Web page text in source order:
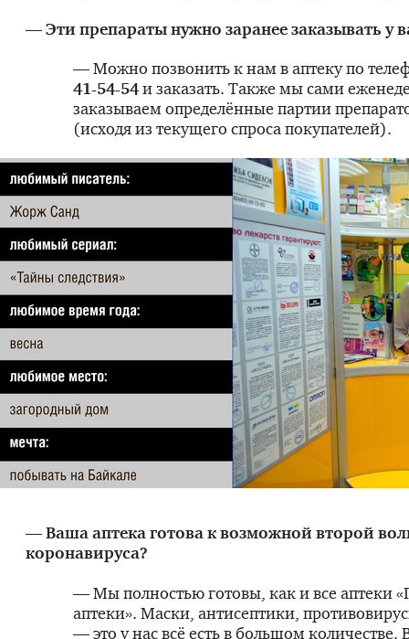
— Эти препараты нужно заранее заказывать у
— Можно позвонить к нам в аптеку по
41-54-54и заказать. Также мы сами
заказываем определённые партии
(исходя из текущего спроса покупателей).
— Ваша аптека готова к возможной второй
коронавируса?
— Мы полностью готовы, как и все аптеки
аптеки». Маски, антисептики,
— это у нас всё есть в большом количестве.